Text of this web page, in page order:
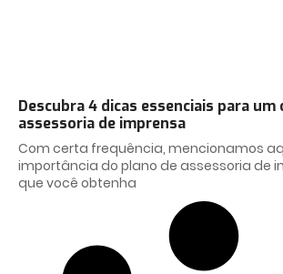
Descubra 4 dicas essenciais para
assessoria de imprensa
Com certa frequência, mencionamos
importância do plano de assessoria de
que você obtenha